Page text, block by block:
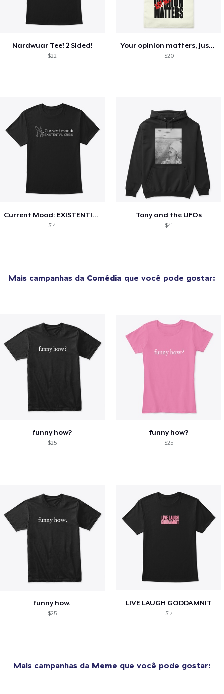
Nardwuar Tee! 2 Sided!
$22
Your opinion matters, Just not to me!
$20
Current Mood: EXISTENTIAL CRISIS
$14
Tony and the UFOs
$41
Mais campanhas da Comédia que você pode gostar:
funny how?
$25
funny how?
$25
funny how.
$25
LIVE LAUGH GODDAMNIT
$17
Mais campanhas da Meme que você pode gostar: